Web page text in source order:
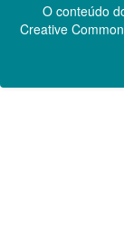
O conteúdo
Creative